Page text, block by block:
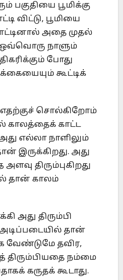
பகுதியை பூமிக்கு
விட்டு, பூமியை
அதை முதல்
நாளும்
போது
கூட்டிக்
சொல்கிறோம்
காலத்தைக் காட்ட
எல்லா நாளிலும்
இருக்கிறது. அது
திரும்புகிறது
தான் காலம்
அது திரும்பி
தான்
வேண்டுமே தவிர,
நம்மை
கருதக் கூடாது.